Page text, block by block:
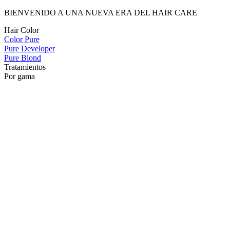
BIENVENIDO A UNA NUEVA ERA DEL HAIR CARE
Hair Color
Color Pure
Pure Developer
Pure Blond
Tratamientos
Por gama